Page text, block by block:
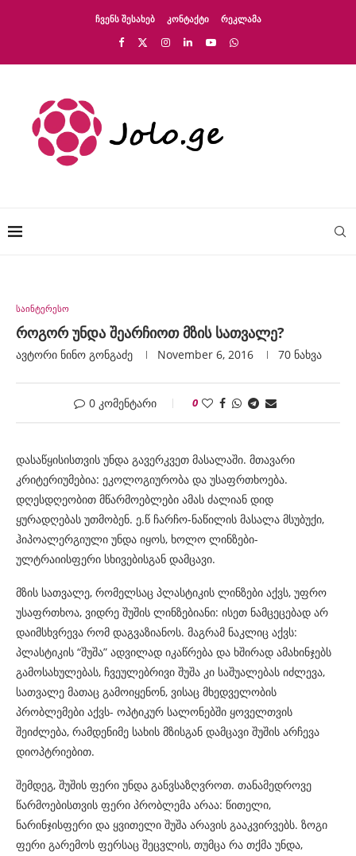
ᲩᲕᲔᲜᲡ ᲨᲔᲡᲐᲮᲔᲑ ᲙᲝᲜᲢᲐᲥᲢᲘ ᲠᲔᲙᲚᲐᲛᲐ
საინტერესო
როგორ უნდა შეარჩიოთ მზის სათვალე?
ავტორი Ნინო Გონგაძე November 6, 2016 70 ნახვა
0 კომენტარი 0
დასაწყისისთვის უნდა გავერკვეთ მასალაში. მთავარი
კრიტერიუმებია: ეკოლოგიურობა და უსაფრთხოება.
დღესდღეობით მწარმოებლები ამას ძალიან დიდ
ყურადღებას უთმობენ. ე.წ ჩარჩო-ნაწილის მასალა მსუბუქი,
ჰიპოალერგიული უნდა იყოს, ხოლო ლინზები-
ულტრაიისფერი სხივებისგან დამცავი.
მზის სათვალე, რომელსაც პლასტიკის ლინზები აქვს, უფრო
უსაფრთხოა, ვიდრე შუშის ლინზებიანი: ისეთ ნამცეცებად არ
დაიმსხვრევა რომ დაგვაზიანოს. მაგრამ ნაკლიც აქვს:
პლასტიკის “შუშა” ადვილად იკაწრება და ხშირად ამახინჯებს
გამოსახულებას, ჩვეულებრივი შუშა კი საშუალებას იძლევა,
სათვალე მათაც გამოიყენონ, ვისაც მხედველობის
პრობლემები აქვს- ოპტიკურ სალონებში ყოველთვის
შეიძლება, რამდენიმე სახის მზისგან დამცავი შუშის არჩევა
დიოპტრიებით.
შემდეგ, შუშის ფერი უნდა განვსაზღვროთ. თანამედროვე
წარმოებისთვის ფერი პრობლემა არაა: წითელი,
ნარინჯისფერი და ყვითელი შუშა არავის გააკვირვებს. ზოგი
ფერი გარემოს ფერსაც შეცვლის, თუმცა რა თქმა უნდა,